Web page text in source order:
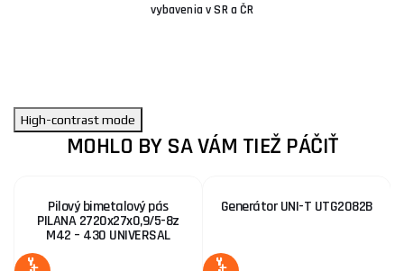
vybavenia v SR a ČR
High-contrast mode
MOHLO BY SA VÁM TIEŽ PÁČIŤ
Pilový bimetalový pás
PILANA 2720x27x0,9/5-8z
M42 – 430 UNIVERSAL
Generátor UNI-T UTG2082B